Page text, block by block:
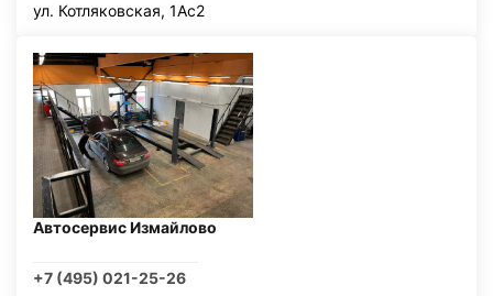
ул. Котляковская, 1Ас2
Автосервис Измайлово
+7 (495) 021-25-26